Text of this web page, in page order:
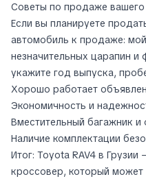
Советы по продаже вашего
Если вы планируете
автомобиль к продаже:
незначительных царапин и
укажите год выпуска,
Хорошо работает
Экономичность и
Вместительный багажник
Наличие комплектации
Итог: Toyota RAV4 в
кроссовер, который может